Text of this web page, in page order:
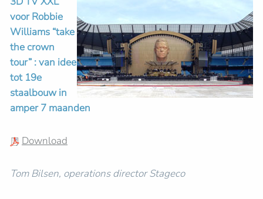
voor Robbie
Williams “take
the crown
tour” : van idee
tot 19e
staalbouw in
amper 7 maanden
Download
Tom Bilsen, operations director Stageco